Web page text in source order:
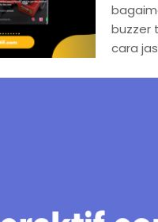
buzzer
cara